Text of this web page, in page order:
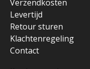
Verzendkosten
Levertijd
Retour sturen
Klachtenregeling
Contact